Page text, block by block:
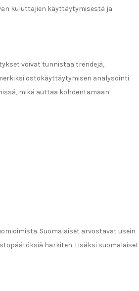
kuluttajien käyttäytymisestä ja
voivat tunnistaa trendejä,
ostokäyttäytymisen analysointi
mikä auttaa kohdentamaan
Suomalaiset arvostavat usein
harkiten. Lisäksi suomalaiset